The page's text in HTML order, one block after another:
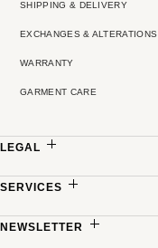
SHIPPING & DELIVERY
EXCHANGES & ALTERATIONS
WARRANTY
GARMENT CARE
LEGAL
PRIVACY POLICY
SERVICES
MADE-TO-MEASURE
NEWSLETTER